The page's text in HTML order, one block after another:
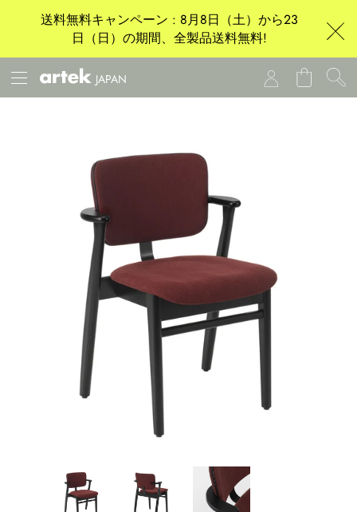
送料無料キャンペーン : 8月8日（土）から23
日（日）の期間、全製品送料無料!
JAPAN